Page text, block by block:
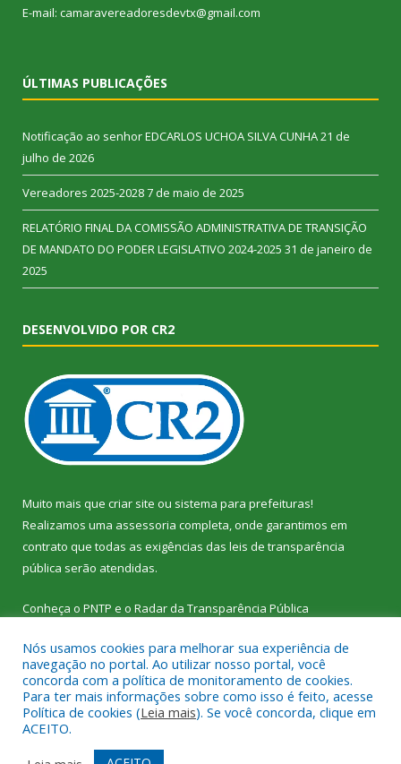
E-mail: camaravereadoresdevtx@gmail.com
ÚLTIMAS PUBLICAÇÕES
Notificação ao senhor EDCARLOS UCHOA SILVA CUNHA21 de
julho de 2026
Vereadores 2025-20287 de maio de 2025
RELATÓRIO FINAL DA COMISSÃO ADMINISTRATIVA DE TRANSIÇÃO
DE MANDATO DO PODER LEGISLATIVO 2024-2025 31 de janeiro de
2025
DESENVOLVIDO POR CR2
Muito mais que criar site ou sistema para prefeituras!
Realizamos uma assessoria completa, onde garantimos em
contrato que todas as exigências das leis de transparência
pública serão atendidas.
Conheça o PNTP e o Radar da Transparência Pública
Todos os direitos reservados a Câmara Municipal de Vitória do
Xingu.
Nós usamos cookies para melhorar sua experiência de
navegação no portal. Ao utilizar nosso portal, você
concorda com a política de monitoramento de cookies.
Para ter mais informações sobre como isso é feito, acesse
Política de cookies (Leia mais). Se você concorda, clique em
ACEITO.